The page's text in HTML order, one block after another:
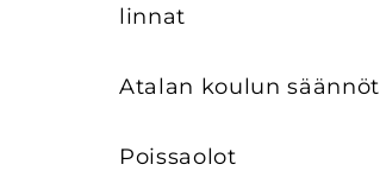
lin­nat
Ata­lan kou­lun sään­nöt
Pois­sao­lot